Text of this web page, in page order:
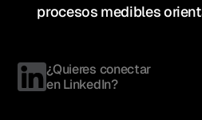
procesos medibles
¿Quieres conectar
en LinkedIn?